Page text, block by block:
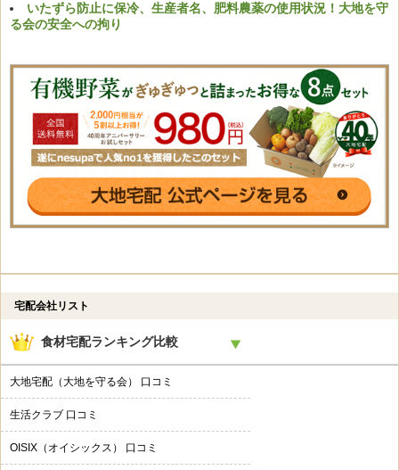
いたずら防止に保冷、生産者名、肥料農薬の使用状況！大地を守
る会の安全への拘り
宅配会社リスト
食材宅配ランキング比較
大地宅配（大地を守る会） 口コミ
生活クラブ 口コミ
OISIX（オイシックス） 口コミ